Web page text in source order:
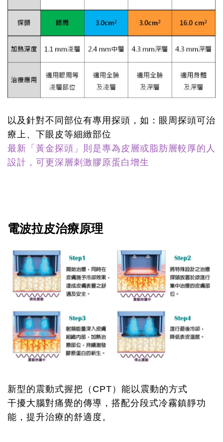
以及針對不同部位有專用探頭，如：眼周探頭可治
療上、下眼皮等細緻部位
最新「黃金探頭」則是專為皮層或脂肪層較厚的人
設計，可更深層刺激膠原蛋白增生
電波拉皮治療原理
新型的震動式握把（CPT）能以震動的方式
干擾大腦對痛覺的傳導，搭配分段式冷霧鎮靜功
能，提升治療的舒適度。